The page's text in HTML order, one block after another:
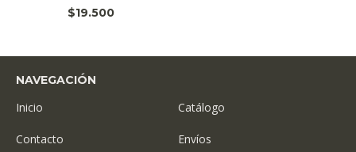
$19.500
NAVEGACIÓN
Inicio Catálogo
Contacto Envíos